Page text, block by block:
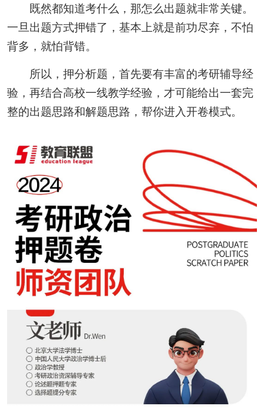
既然都知道考什么，那怎么出题就非常关键。
一旦出题方式押错了，基本上就是前功尽弃，不怕
背多，就怕背错。
所以，押分析题，首先要有丰富的考研辅导经
验，再结合高校一线教学经验，才可能给出一套完
整的出题思路和解题思路，帮你进入开卷模式。